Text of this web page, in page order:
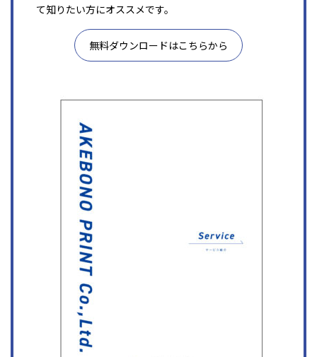
て知りたい方にオススメです。
無料ダウンロードはこちらから